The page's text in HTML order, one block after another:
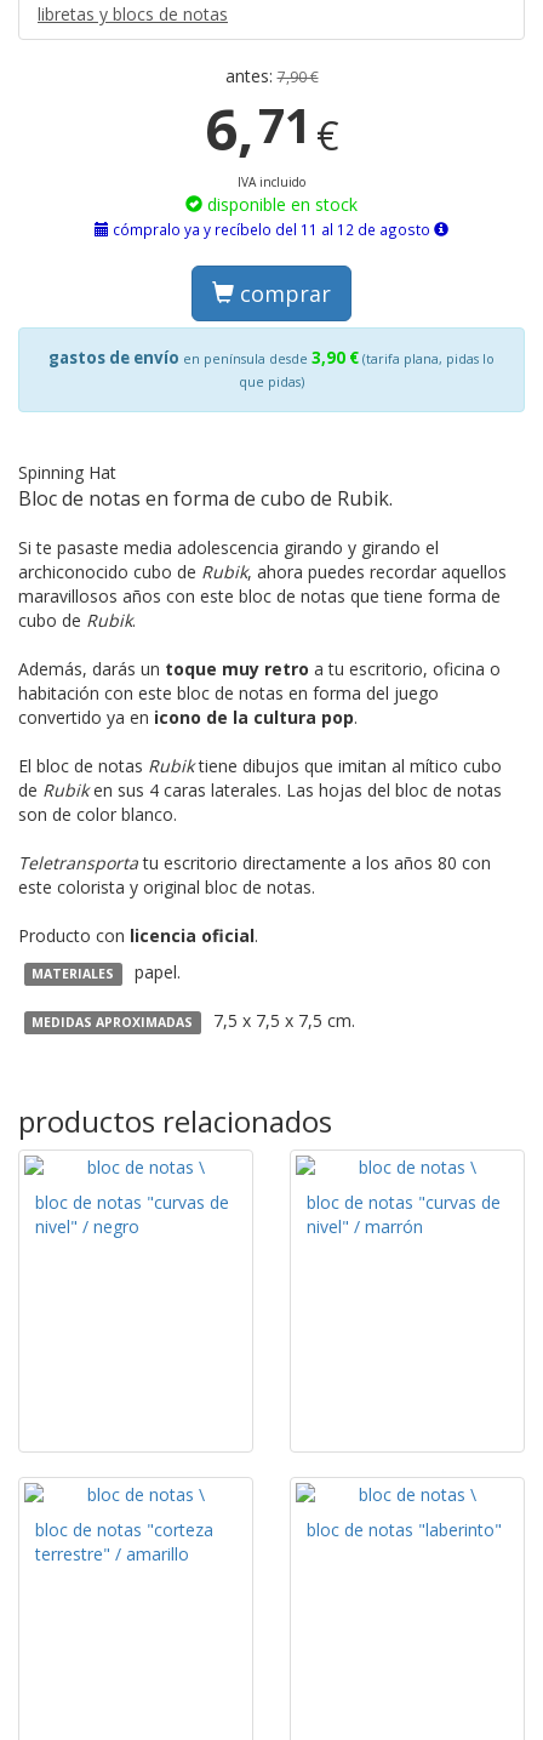
libretas y blocs de notas
antes:7,90 €
6,71 €
IVA incluido
disponible en stock
cómpralo ya y recíbelo del 11 al 12 de agosto
comprar
gastos de envío en península desde 3,90 € (tarifa plana, pidas lo
que pidas)
Spinning Hat
Bloc de notas en forma de cubo de Rubik.
Si te pasaste media adolescencia girando y girando el
archiconocido cubo de Rubik, ahora puedes recordar aquellos
maravillosos años con este bloc de notas que tiene forma de
cubo de Rubik.
Además, darás un toque muy retro a tu escritorio, oficina o
habitación con este bloc de notas en forma del juego
convertido ya en icono de la cultura pop.
El bloc de notas Rubiktiene dibujos que imitan al mítico cubo
de Rubiken sus 4 caras laterales. Las hojas del bloc de notas
son de color blanco.
Teletransportatu escritorio directamente a los años 80 con
este colorista y original bloc de notas.
Producto con licencia oficial.
MATERIALES papel.
MEDIDAS APROXIMADAS 7,5 x 7,5 x 7,5 cm.
productos relacionados
bloc de notas "curvas de
nivel" / negro
bloc de notas "curvas de
nivel" / marrón
bloc de notas "corteza
terrestre" / amarillo
bloc de notas "laberinto"